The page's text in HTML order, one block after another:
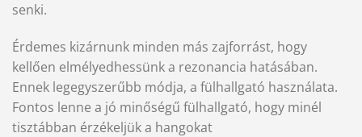
senki.
Érdemes kizárnunk minden más zajforrást, hogy
kellően elmélyedhessünk a rezonancia hatásában.
Ennek legegyszerűbb módja, a fülhallgató használata.
Fontos lenne a jó minőségű fülhallgató, hogy minél
tisztábban érzékeljük a hangokat